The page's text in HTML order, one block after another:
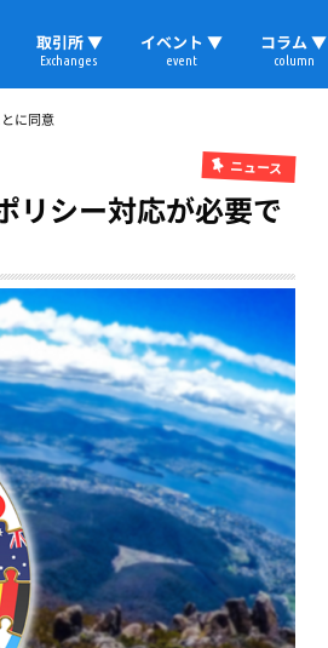
取引所 ▼
Exchanges
イベント ▼
event
コラム ▼
column
に同意
ニュース
リシー対応が必要で